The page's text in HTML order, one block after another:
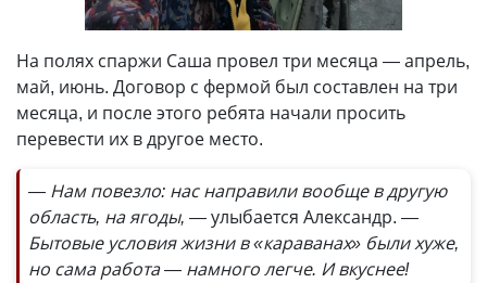
На полях спаржи Саша провел три месяца — апрель,
май, июнь. Договор с фермой был составлен на три
месяца, и после этого ребята начали просить
перевести их в другое место.
— Нам повезло: нас направили вообще в другую
область, на ягоды, —улыбается Александр. —
Бытовые условия жизни в «караванах» были хуже,
но сама работа — намного легче. И вкуснее!